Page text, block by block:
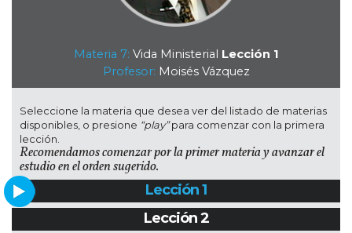
Materia 7: Vida Ministerial Lección 1
Profesor: Moisés Vázquez
Seleccione la materia que desea ver del listado de materias
disponibles, o presione “play”para comenzar con la primera
lección.
Recomendamos comenzar por la primer materia y avanzar el
estudio en el orden sugerido.
Lección 1
Lección 2